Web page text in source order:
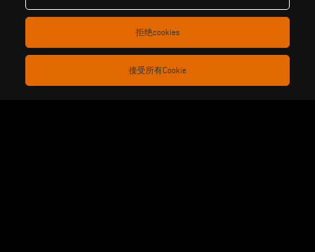
中国 info@tekna.it
be the change
拒绝cookies
接受所有Cookie